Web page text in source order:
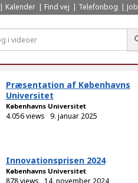
Kalender Find vej Telefonbog Job
Præsentation af Københavns
Universitet
Københavns Universitet
4.056 views 9. januar 2025
Innovationsprisen 2024
Københavns Universitet